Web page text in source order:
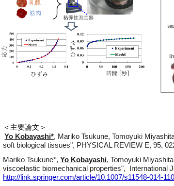
＜主要論文＞
Yo Kobayashi*, Mariko Tsukune, Tomoyuki
soft biological tissues", PHYSICAL REVIEW E, 95,
Mariko Tsukune*,Yo Kobayashi, Tomoyuki
viscoelastic biomechanical properties", International
http://link.springer.com/article/10.1007/s11548-014-